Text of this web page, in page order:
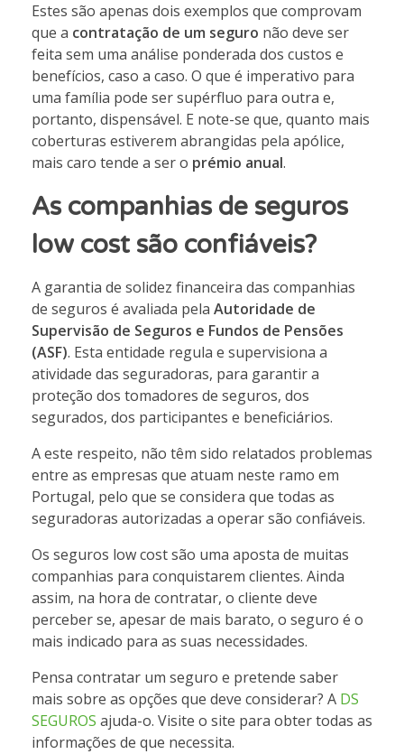
Estes são apenas dois exemplos que comprovam
que a contratação de um seguro não deve ser
feita sem uma análise ponderada dos custos e
benefícios, caso a caso. O que é imperativo para
uma família pode ser supérfluo para outra e,
portanto, dispensável. E note-se que, quanto mais
coberturas estiverem abrangidas pela apólice,
mais caro tende a ser o prémio anual.
As companhias de seguros
low cost são confiáveis?
A garantia de solidez financeira das companhias
de seguros é avaliada pela Autoridade de
Supervisão de Seguros e Fundos de Pensões
(ASF). Esta entidade regula e supervisiona a
atividade das seguradoras, para garantir a
proteção dos tomadores de seguros, dos
segurados, dos participantes e beneficiários.
A este respeito, não têm sido relatados problemas
entre as empresas que atuam neste ramo em
Portugal, pelo que se considera que todas as
seguradoras autorizadas a operar são confiáveis.
Os seguros low cost são uma aposta de muitas
companhias para conquistarem clientes. Ainda
assim, na hora de contratar, o cliente deve
perceber se, apesar de mais barato, o seguro é o
mais indicado para as suas necessidades.
Pensa contratar um seguro e pretende saber
mais sobre as opções que deve considerar? A DS
SEGUROS ajuda-o. Visite o site para obter todas as
informações de que necessita.